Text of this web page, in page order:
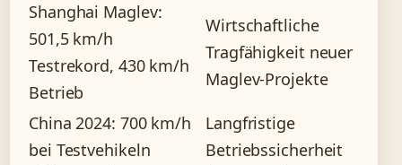
Shanghai Maglev:
501,5 km/h
Testrekord, 430 km/h
Betrieb
Wirtschaftliche
Tragfähigkeit neuer
Maglev-Projekte
China 2024: 700 km/h
bei Testvehikeln
Langfristige
Betriebssicherheit